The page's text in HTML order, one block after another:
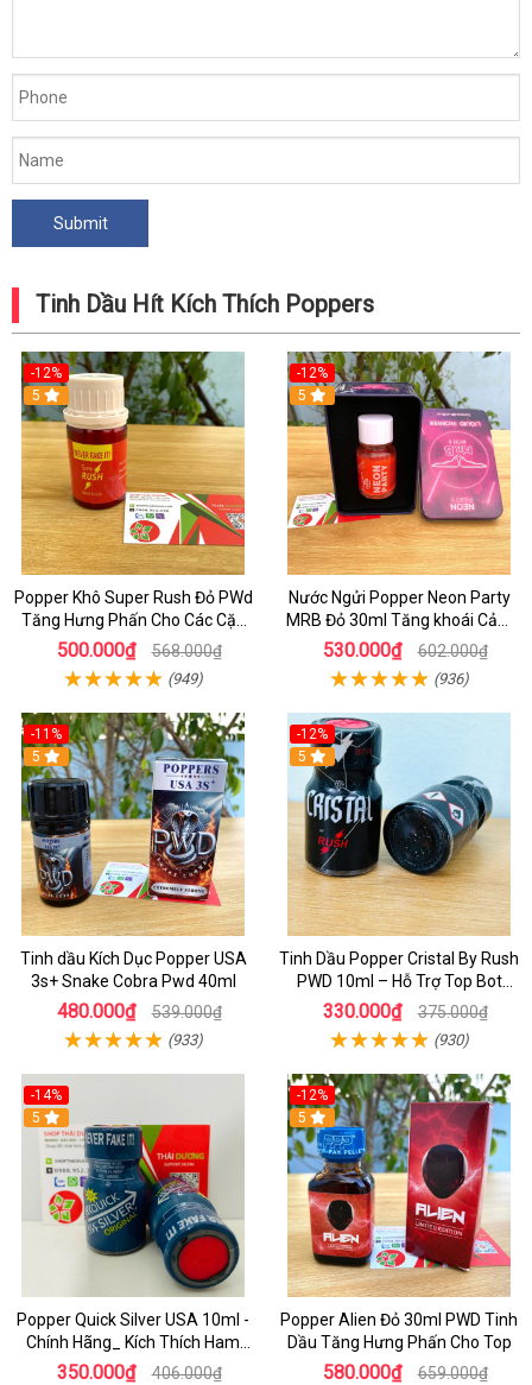
Tinh Dầu Hít Kích Thích Poppers
-12%
5
Popper Khô Super Rush Đỏ PWd
Tăng Hưng Phấn Cho Các Cặp
Đôi
500.000₫ 568.000₫
(949)
-12%
5
Nước Ngửi Popper Neon Party
MRB Đỏ 30ml Tăng khoái Cảm
Mạnh Hộp THiếc
530.000₫ 602.000₫
(936)
-11%
5
Tinh dầu Kích Dục Popper USA
3s+ Snake Cobra Pwd 40ml
480.000₫ 539.000₫
(933)
-12%
5
Tinh Dầu Popper Cristal By Rush
PWD 10ml – Hỗ Trợ Top Bot
Sung Mãn
330.000₫ 375.000₫
(930)
-14%
5
Popper Quick Silver USA 10ml -
Chính Hãng_ Kích Thích Ham
Muốn Cực Đỉnh
350.000₫ 406.000₫
-12%
5
Popper Alien Đỏ 30ml PWD Tinh
Dầu Tăng Hưng Phấn Cho Top
580.000₫ 659.000₫